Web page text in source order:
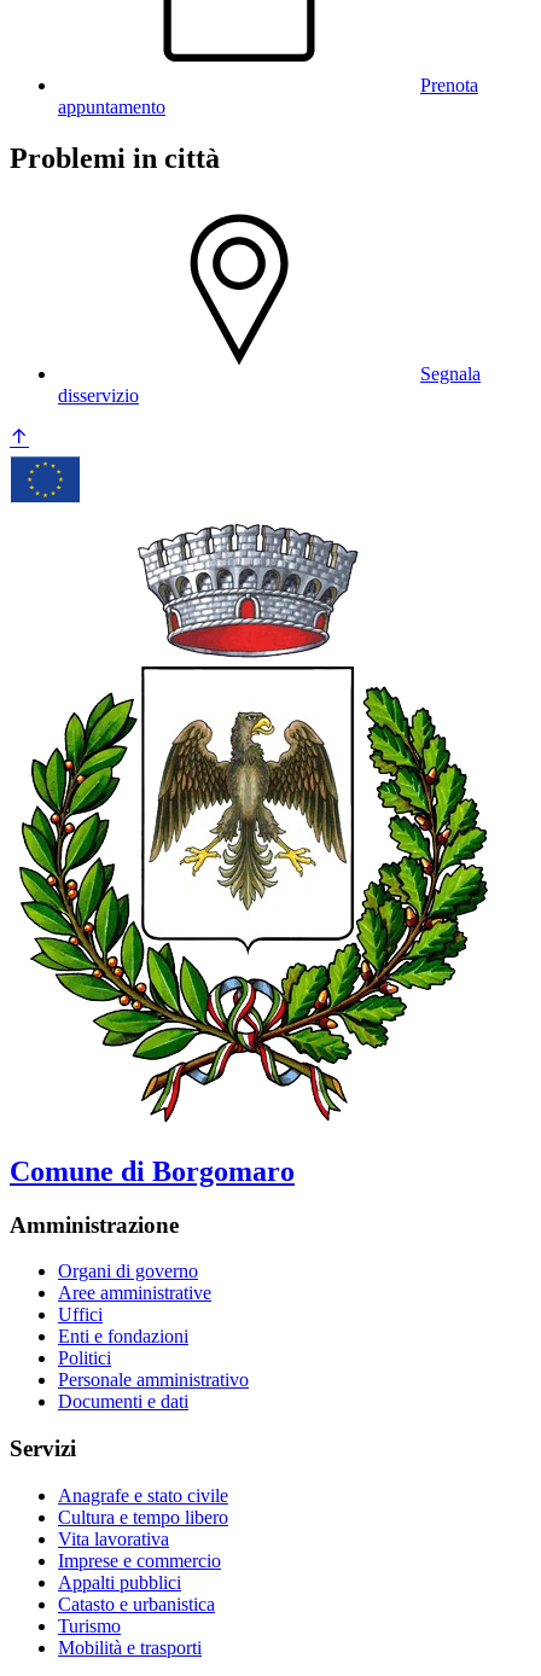
Prenota
appuntamento
Problemi in città
Segnala
disservizio
Comune di Borgomaro
Amministrazione
Organi di governo
Aree amministrative
Uffici
Enti e fondazioni
Politici
Personale amministrativo
Documenti e dati
Servizi
Anagrafe e stato civile
Cultura e tempo libero
Vita lavorativa
Imprese e commercio
Appalti pubblici
Catasto e urbanistica
Turismo
Mobilità e trasporti